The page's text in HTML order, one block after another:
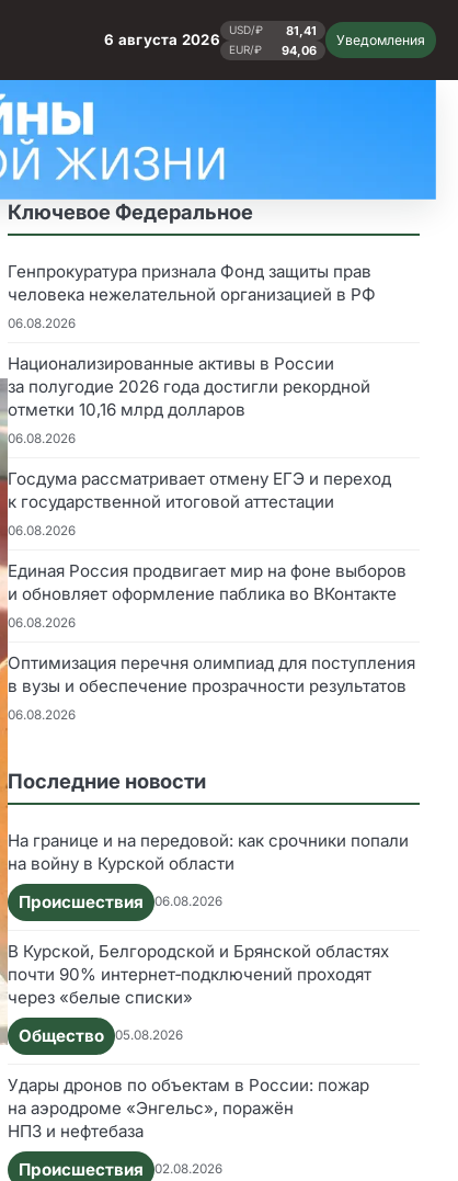
6 августа 2026
USD/₽ 81,41
EUR/₽ 94,06
Уведомления
Ключевое Федеральное
Генпрокуратура признала Фонд защиты прав
человека нежелательной организацией в РФ
06.08.2026
Национализированные активы в России
за полугодие 2026 года достигли рекордной
отметки 10,16 млрд долларов
06.08.2026
Госдума рассматривает отмену ЕГЭ и переход
к государственной итоговой аттестации
06.08.2026
Единая Россия продвигает мир на фоне выборов
и обновляет оформление паблика во ВКонтакте
06.08.2026
Оптимизация перечня олимпиад для поступления
в вузы и обеспечение прозрачности результатов
06.08.2026
Последние новости
На границе и на передовой: как срочники попали
на войну в Курской области
Происшествия
06.08.2026
В Курской, Белгородской и Брянской областях
почти 90% интернет‑подключений проходят
через «белые списки»
Общество
05.08.2026
Удары дронов по объектам в России: пожар
на аэродроме «Энгельс», поражён
НПЗ и нефтебаза
Происшествия
02.08.2026